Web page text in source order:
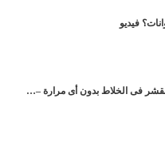
فيديو
فى الخلاط بدون أى مرارة –…